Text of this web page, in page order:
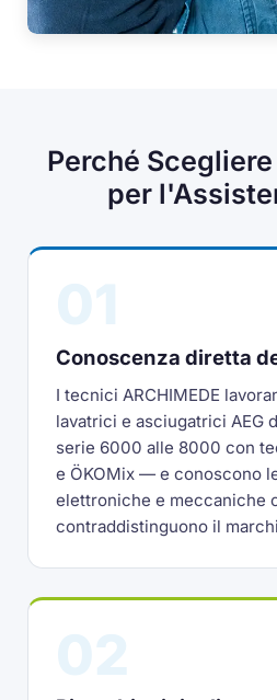
Perché Scegliere
per
Conoscenza diretta
I tecnici ARCHIMEDE
lavatrici e asciugatrici AEG
serie 6000 alle 8000 con
e ÖKOMix — e conoscono
elettroniche e meccaniche
contraddistinguono il